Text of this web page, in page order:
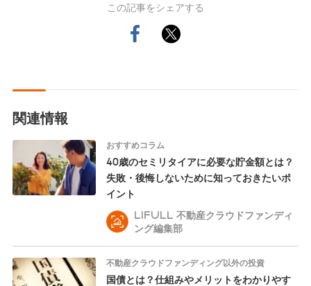
この記事をシェアする
関連情報
おすすめコラム
40歳のセミリタイアに必要な貯金額とは？
失敗・後悔しないために知っておきたいポ
イント
LIFULL 不動産クラウドファンディ
ング編集部
不動産クラウドファンディング以外の投資
国債とは？仕組みやメリットをわかりやす